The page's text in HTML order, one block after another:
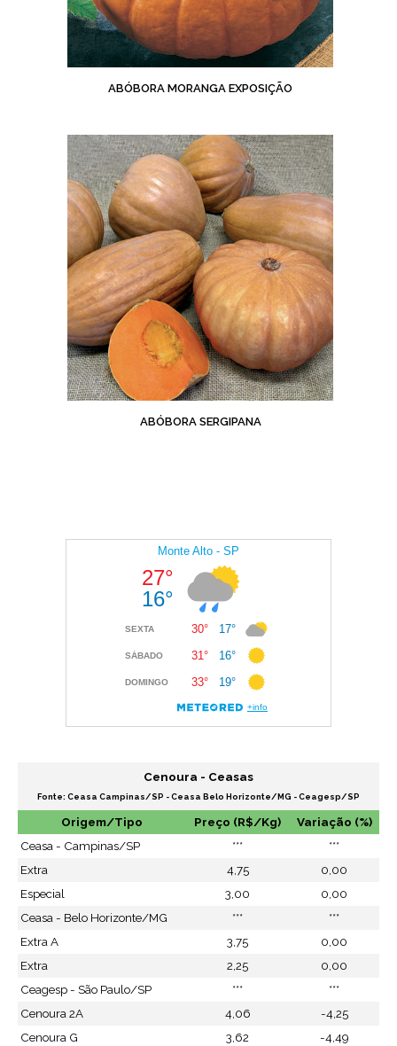
ABÓBORA MORANGA EXPOSIÇÃO
ABÓBORA SERGIPANA
Cenoura - Ceasas
Fonte: Ceasa Campinas/SP - Ceasa Belo Horizonte/MG - Ceagesp/SP
Origem/Tipo Preço (R$/Kg)
Variação (%)
Ceasa - Campinas/SP
***
***
Extra
4,75
0,00
Especial
3,00
0,00
Ceasa - Belo Horizonte/MG
***
***
Extra A
3,75
0,00
Extra
2,25
0,00
Ceagesp - São Paulo/SP
***
***
Cenoura 2A
4,06
-4,25
Cenoura G
3,62
-4,49